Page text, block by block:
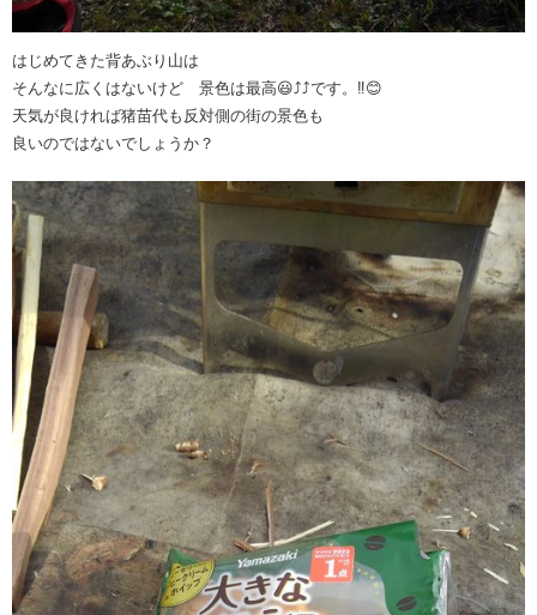
はじめてきた背あぶり山は
そんなに広くはないけど 景色は最高😃⤴️⤴️です。‼️😊
天気が良ければ猪苗代も反対側の街の景色も
良いのではないでしょうか？